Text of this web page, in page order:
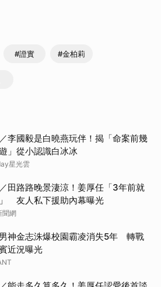
#證實 #金柏莉
李國毅是白曉燕玩伴！揭「命案前幾
」從小認識白冰冰
星光雲
田路路晚景淒涼！姜厚任「3年前就
友人私下援助內幕曝光
聞網
神金志洙爆校園霸凌消失5年 轉戰
近況曝光